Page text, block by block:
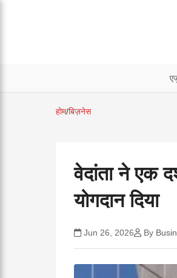
होम/बिज़नेस
वेदांता ने एक
योगदान दिया
Jun 26, 2026 By